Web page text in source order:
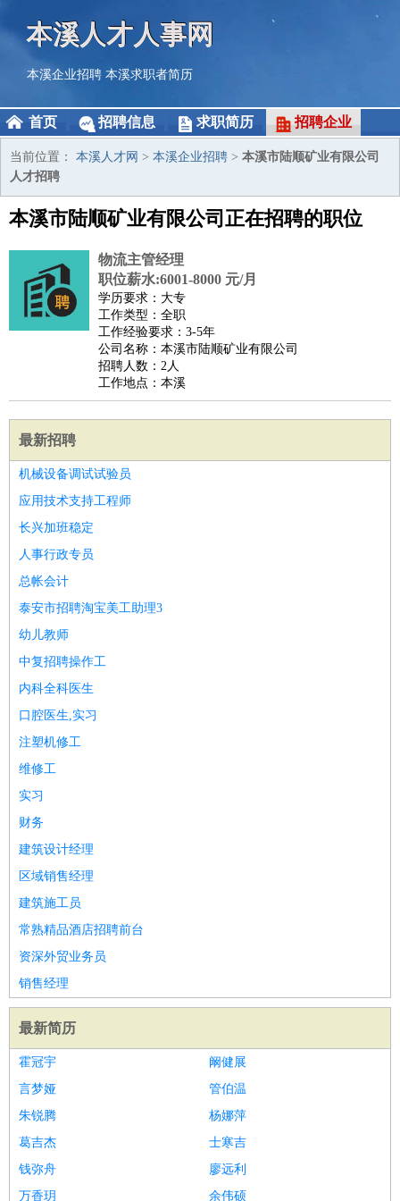
本溪人才人事网
本溪企业招聘 本溪求职者简历
首页 招聘信息 求职简历 招聘企业
当前位置： 本溪人才网 > 本溪企业招聘 > 本溪市陆顺矿业有限公司
人才招聘
本溪市陆顺矿业有限公司正在招聘的职位
物流主管经理
职位薪水:6001-8000 元/月
学历要求：大专
工作类型：全职
工作经验要求：3-5年
公司名称：本溪市陆顺矿业有限公司
招聘人数：2人
工作地点：本溪
最新招聘
机械设备调试试验员
应用技术支持工程师
长兴加班稳定
人事行政专员
总帐会计
泰安市招聘淘宝美工助理3
幼儿教师
中复招聘操作工
内科全科医生
口腔医生,实习
注塑机修工
维修工
实习
财务
建筑设计经理
区域销售经理
建筑施工员
常熟精品酒店招聘前台
资深外贸业务员
销售经理
最新简历
霍冠宇
阚健展
言梦娅
管伯温
朱锐腾
杨娜萍
葛吉杰
士寒吉
钱弥舟
廖远利
万香玥
余伟硕